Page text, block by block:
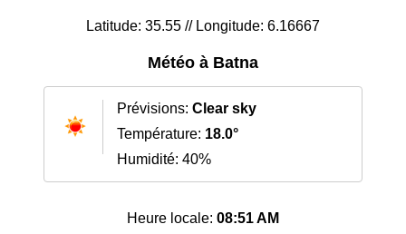
Latitude: 35.55 // Longitude: 6.16667
Météo à Batna
Prévisions: Clear sky
Température: 18.0°
Humidité: 40%
Heure locale: 08:51 AM